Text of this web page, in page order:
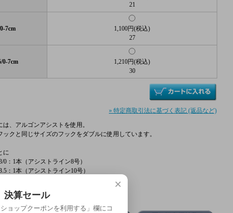
21
7cm
1,100円(税込)
27
0-7cm
1,210円(税込)
30
» 特定商取引法に基づく表記 (返品など)
、アルゴンアシストを使用。
ックと同じサイズのフックをダブルに使用しています。
に
0：1本（アシストライン8号）
：1本（アシストライン10号）
。
×
決算セール
ョップクーポンを利用する」欄にコ